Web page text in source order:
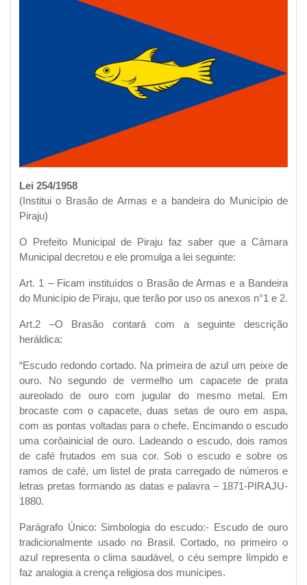
Lei 254/1958
(Institui o Brasão de Armas e a bandeira do Município de
Piraju)
O Prefeito Municipal de Piraju faz saber que a Câmara
Municipal decretou e ele promulga a lei seguinte:
Art. 1 – Ficam instituídos o Brasão de Armas e a Bandeira
do Município de Piraju, que terão por uso os anexos n°1 e 2.
Art.2 –O Brasão contará com a seguinte descrição
heráldica:
“Escudo redondo cortado. Na primeira de azul um peixe de
ouro. No segundo de vermelho um capacete de prata
aureolado de ouro com jugular do mesmo metal. Em
brocaste com o capacete, duas setas de ouro em aspa,
com as pontas voltadas para o chefe. Encimando o escudo
uma corôainicial de ouro. Ladeando o escudo, dois ramos
de café frutados em sua cor. Sob o escudo e sobre os
ramos de café, um listel de prata carregado de números e
letras pretas formando as datas e palavra – 1871-PIRAJU-
1880.
Parágrafo Único: Simbologia do escudo:- Escudo de ouro
tradicionalmente usado no Brasil. Cortado, no primeiro o
azul representa o clima saudável, o céu sempre límpido e
faz analogia a crença religiosa dos munícipes.